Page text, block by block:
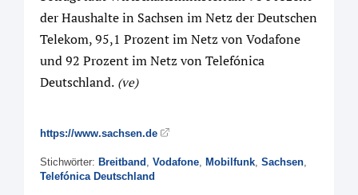
der Haushalte in Sachsen im Netz der Deutschen
Telekom, 95,1 Prozent im Netz von Vodafone
und 92 Prozent im Netz von Telefónica
Deutschland. (ve)
https://www.sachsen.de
Stichwörter: Breitband , Vodafone, Mobilfunk, Sachsen,
Telefónica Deutschland